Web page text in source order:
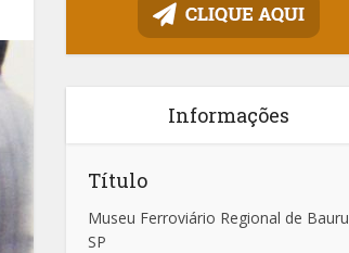
Informações
Título
Museu Ferroviário Regional de Bauru
SP